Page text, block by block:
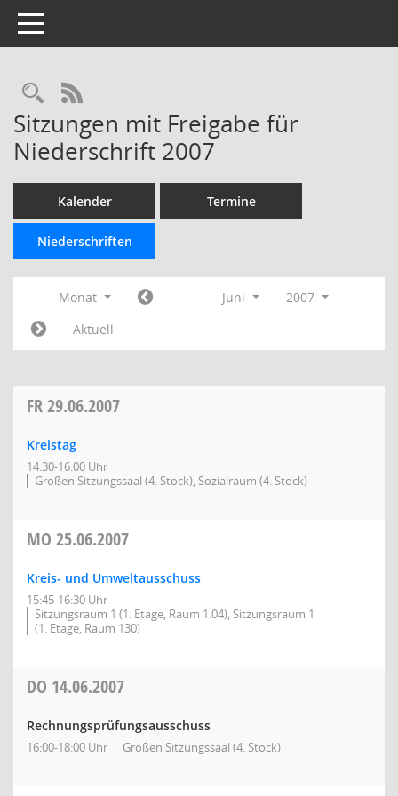
Toggle navigation
Rechercheauswahl
RSS-Feed
Sitzungen mit Freigabe für
Niederschrift 2007
Kalender Termine
Niederschriften
Monat Juni
2007
Aktuell
FR29.06.2007
Kreistag
14:30-16:00 Uhr
Großen Sitzungssaal (4. Stock), Sozialraum (4. Stock)
MO 25.06.2007
Kreis- und Umweltausschuss
15:45-16:30 Uhr
Sitzungsraum 1 (1. Etage, Raum 1.04), Sitzungsraum 1
(1. Etage, Raum 130)
DO 14.06.2007
Rechnungsprüfungsausschuss
16:00-18:00 Uhr Großen Sitzungssaal (4. Stock)